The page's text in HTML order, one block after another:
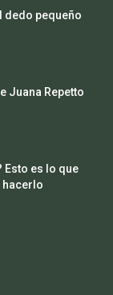
dedo pequeño
Juana Repetto
Esto es lo que
hacerlo